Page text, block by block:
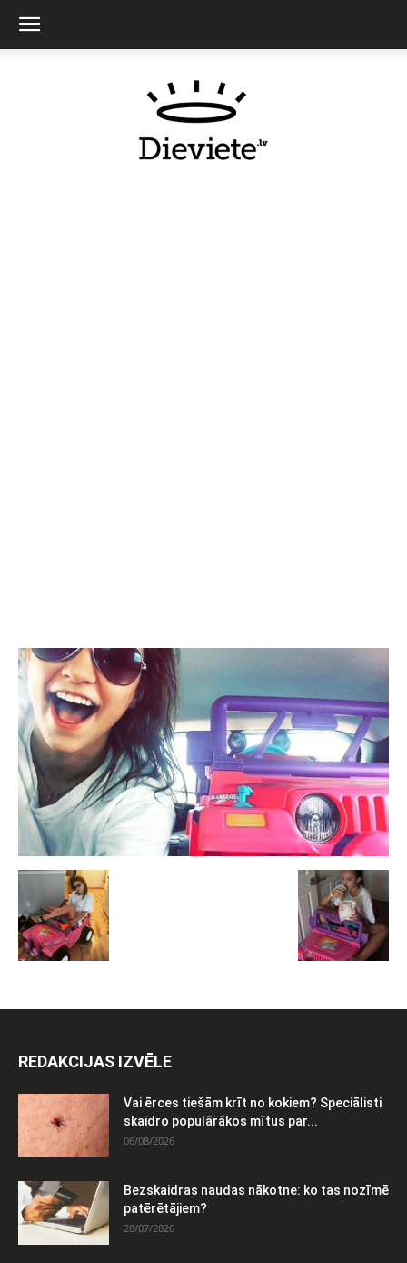
REDAKCIJAS IZVĒLE
Vai ērces tiešām krīt no kokiem? Speciālisti
skaidro populārākos mītus par...
06/08/2026
Bezskaidras naudas nākotne: ko tas nozīmē
patērētājiem?
28/07/2026